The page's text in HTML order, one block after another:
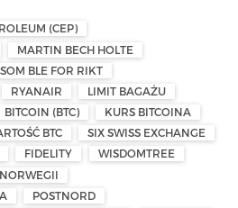
(CEP)
MARTIN BECH HOLTE
BLE FOR RIKT
RYANAIR
LIMIT BAGAŻU
BITCOIN (BTC)
KURS BITCOINA
BTC
SIX SWISS EXCHANGE
FIDELITY
WISDOMTREE
POSTNORD